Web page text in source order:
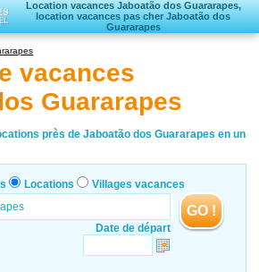
Location vacances Jaboatão dos Guararapes,
location vacances pas cher Jaboatão dos
Guararapes
Locations vacances
Villages vacances
vacances
Guararapes
près de Jaboatão dos Guararapes en un
Locations Villages vacances
Date de départ
GO !